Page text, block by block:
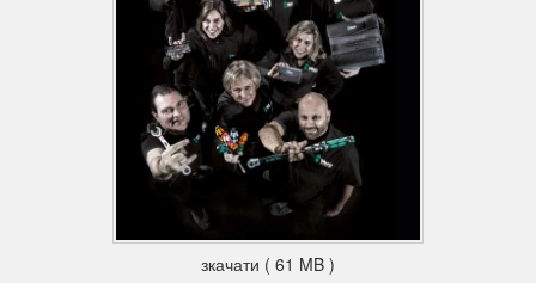
Ідентифікатори інструментів "Take it easy"
Викрутки, забезпечені ідентифікаторами інструментів "Take it
easy": колірне кодування профілю наконечника і маркування
розміру на ручці викрутки.
З практичною підставкою з металу
У комплект входить металева підставка для зберігання та
зручного вибору інструментів у майстерні. Підставку можна
поставити або повісити. За рахунок нахилу підставки у
настінному варіанті викрутки з поперечною ручкою витягуються
легко і просто. Поперечні ручки викруток не впираються у стіну.
зкачати ( 61 MB )